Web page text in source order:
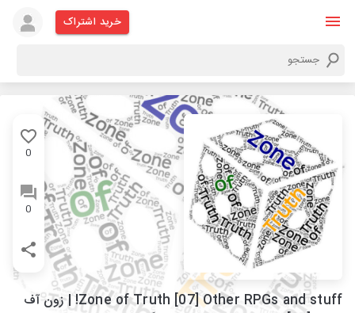
خرید اشتراک
0
0
Zone of Truth [07] Other RPGs and stuff! | زون آف